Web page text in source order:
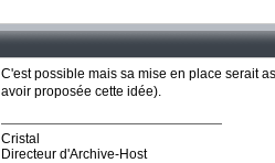
C'est possible mais sa mise en place serait
avoir proposée cette idée).
Cristal
Directeur d'Archive-Host